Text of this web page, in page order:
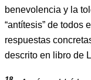
benevolencia y la
“antítesis” de todos
respuestas
descrito en libro de